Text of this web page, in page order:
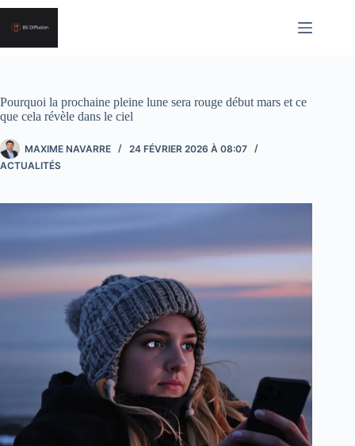
Passer
contenu
Pourquoi la prochaine pleine lune sera rouge début mars et ce
que cela révèle dans le ciel
MAXIME NAVARRE
24 FÉVRIER 2026 À 08:07
ACTUALITÉS